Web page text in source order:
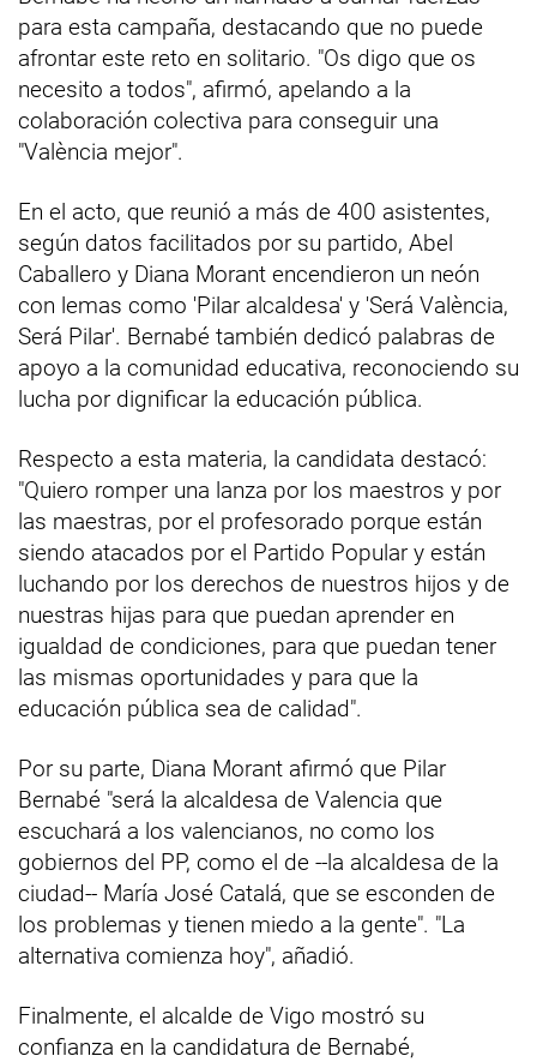
para esta campaña, destacando que no puede
afrontar este reto en solitario. "Os digo que os
necesito a todos", afirmó, apelando a la
colaboración colectiva para conseguir una
"València mejor".
En el acto, que reunió a más de 400 asistentes,
según datos facilitados por su partido, Abel
Caballero y Diana Morant encendieron un neón
con lemas como 'Pilar alcaldesa' y 'Será València,
Será Pilar'. Bernabé también dedicó palabras de
apoyo a la comunidad educativa, reconociendo su
lucha por dignificar la educación pública.
Respecto a esta materia, la candidata destacó:
"Quiero romper una lanza por los maestros y por
las maestras, por el profesorado porque están
siendo atacados por el Partido Popular y están
luchando por los derechos de nuestros hijos y de
nuestras hijas para que puedan aprender en
igualdad de condiciones, para que puedan tener
las mismas oportunidades y para que la
educación pública sea de calidad".
Por su parte, Diana Morant afirmó que Pilar
Bernabé "será la alcaldesa de Valencia que
escuchará a los valencianos, no como los
gobiernos del PP, como el de --la alcaldesa de la
ciudad-- María José Catalá, que se esconden de
los problemas y tienen miedo a la gente". "La
alternativa comienza hoy", añadió.
Finalmente, el alcalde de Vigo mostró su
confianza en la candidatura de Bernabé,